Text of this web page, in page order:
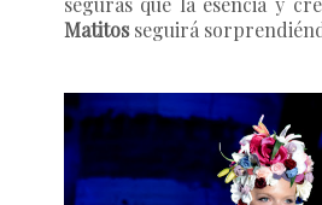
Matitosseguirá